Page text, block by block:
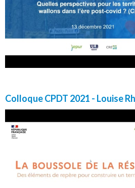
Colloque CPDT 2021 - Louise